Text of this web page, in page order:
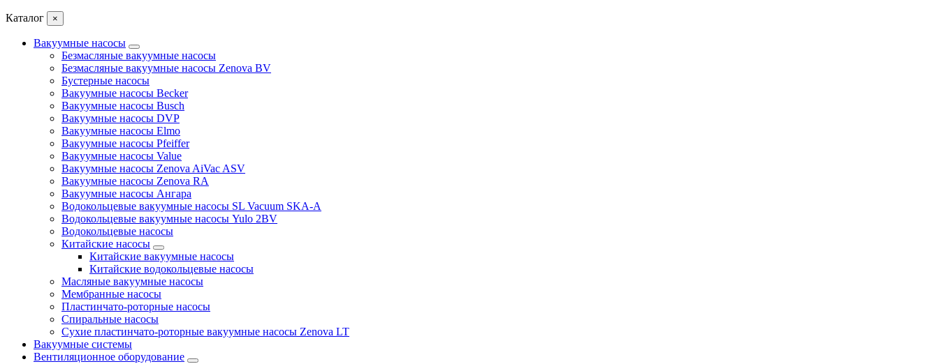
Каталог ×
Вакуумные насосы
Безмасляные вакуумные насосы
Безмасляные вакуумные насосы Zenova BV
Бустерные насосы
Вакуумные насосы Becker
Вакуумные насосы Busch
Вакуумные насосы DVP
Вакуумные насосы Elmo
Вакуумные насосы Pfeiffer
Вакуумные насосы Value
Вакуумные насосы Zenova AiVac ASV
Вакуумные насосы Zenova RA
Вакуумные насосы Ангара
Водокольцевые вакуумные насосы SL Vacuum SKA-A
Водокольцевые вакуумные насосы Yulo 2BV
Водокольцевые насосы
Китайские насосы
Китайские вакуумные насосы
Китайские водокольцевые насосы
Масляные вакуумные насосы
Мембранные насосы
Пластинчато-роторные насосы
Спиральные насосы
Сухие пластинчато-роторные вакуумные насосы Zenova LT
Вакуумные системы
Вентиляционное оборудование